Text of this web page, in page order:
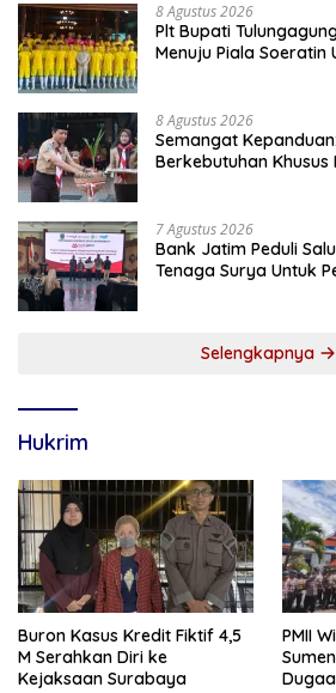
8 Agustus 2026
Plt Bupati
Menuju Piala Soeratin
8 Agustus 2026
Semangat
Berkebutuhan
7 Agustus 2026
Bank Jatim Peduli
Tenaga Surya Untuk
Selengkapnya
Hukrim
Buron Kasus Kredit Fiktif 4,5
M Serahkan Diri ke
Kejaksaan Surabaya
PMII